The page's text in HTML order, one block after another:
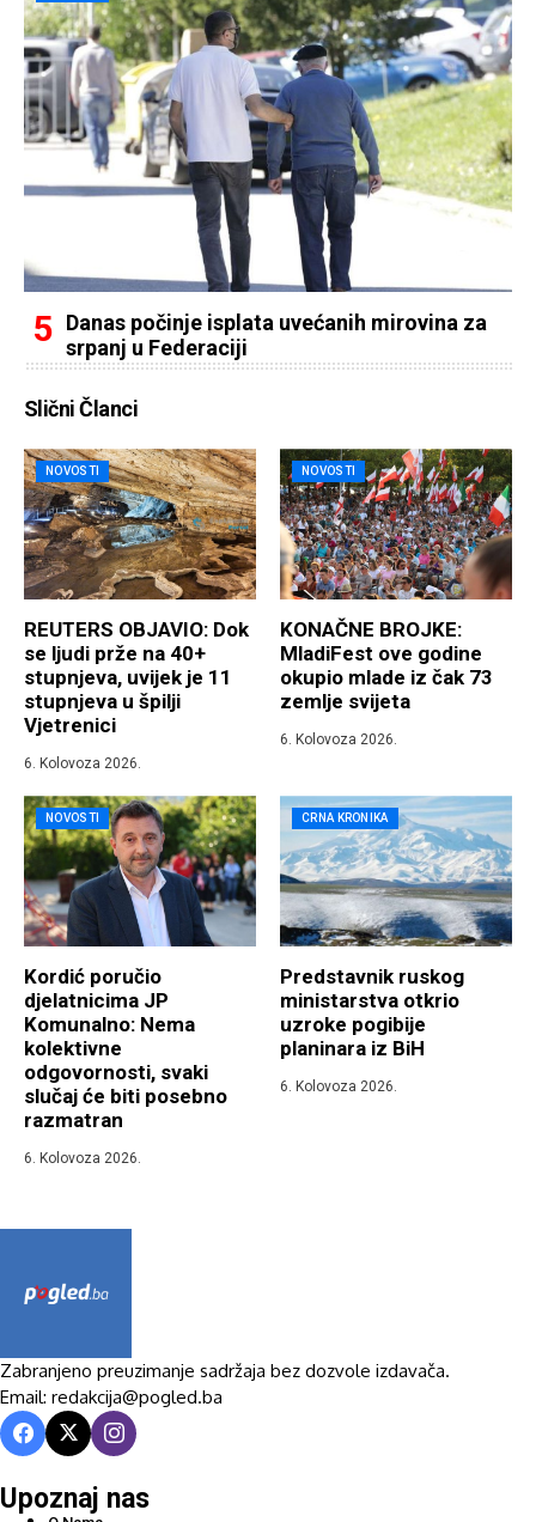
Danas počinje isplata uvećanih mirovina za
srpanj u Federaciji
Slični Članci
NOVOSTI
REUTERS OBJAVIO: Dok
se ljudi prže na 40+
stupnjeva, uvijek je 11
stupnjeva u špilji
Vjetrenici
6. Kolovoza 2026.
NOVOSTI
KONAČNE BROJKE:
MladiFest ove godine
okupio mlade iz čak 73
zemlje svijeta
6. Kolovoza 2026.
NOVOSTI
Kordić poručio
djelatnicima JP
Komunalno: Nema
kolektivne
odgovornosti, svaki
slučaj će biti posebno
razmatran
6. Kolovoza 2026.
CRNA KRONIKA
Predstavnik ruskog
ministarstva otkrio
uzroke pogibije
planinara iz BiH
6. Kolovoza 2026.
Zabranjeno preuzimanje sadržaja bez dozvole izdavača.
Email: redakcija@pogled.ba
Upoznaj nas